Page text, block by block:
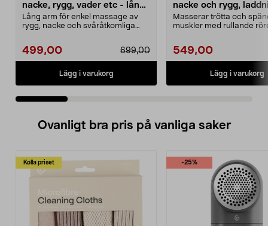
nacke, rygg, vader etc - lång
arm
Lång arm för enkel massage av
rygg, nacke och svåråtkomliga
499,00 699,00
Lägg i varukorg
nacke och rygg,
Masserar trötta och
muskler med rullande
549,00
Lägg i varukorg
Ovanligt bra pris på vanliga saker
Kolla priset -25%